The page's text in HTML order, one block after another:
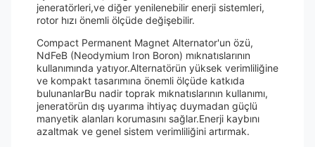
jeneratörleri,ve diğer yenilenebilir enerji sistemleri,
rotor hızı önemli ölçüde değişebilir.
Compact Permanent Magnet Alternator'un özü,
NdFeB (Neodymium Iron Boron) mıknatıslarının
kullanımında yatıyor.Alternatörün yüksek verimliliğine
ve kompakt tasarımına önemli ölçüde katkıda
bulunanlarBu nadir toprak mıknatıslarının kullanımı,
jeneratörün dış uyarıma ihtiyaç duymadan güçlü
manyetik alanları korumasını sağlar.Enerji kaybını
azaltmak ve genel sistem verimliliğini artırmak.